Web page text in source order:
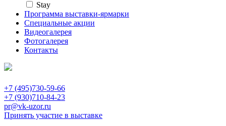
Stay
Программа выставки-ярмарки
Специальные акции
Видеогалерея
Фотогалерея
Контакты
+7 (495)730-59-66
+7 (930)710-84-23
pr@vk-uzor.ru
Принять участие в выставке